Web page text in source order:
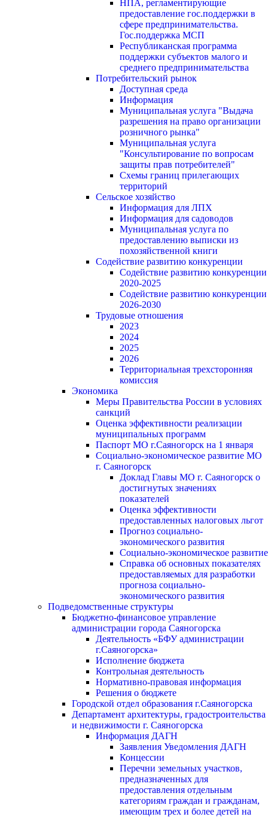
НПА, регламентирующие
предоставление гос.поддержки в
сфере предпринимательства.
Гос.поддержка МСП
Республиканская программа
поддержки субъектов малого и
среднего предпринимательства
Потребительский рынок
Доступная среда
Информация
Муниципальная услуга "Выдача
разрешения на право организации
розничного рынка"
Муниципальная услуга
"Консультирование по вопросам
защиты прав потребителей"
Схемы границ прилегающих
территорий
Сельское хозяйство
Информация для ЛПХ
Информация для садоводов
Муниципальная услуга по
предоставлению выписки из
похозяйственной книги
Содействие развитию конкуренции
Содействие развитию конкуренции
2020-2025
Содействие развитию конкуренции
2026-2030
Трудовые отношения
2023
2024
2025
2026
Территориальная трехсторонняя
комиссия
Экономика
Меры Правительства России в условиях
санкций
Оценка эффективности реализации
муниципальных программ
Паспорт МО г.Саяногорск на 1 января
Социально-экономическое развитие МО
г. Саяногорск
Доклад Главы МО г. Саяногорск о
достигнутых значениях
показателей
Оценка эффективности
предоставленных налоговых льгот
Прогноз социально-
экономического развития
Социально-экономическое развитие
Справка об основных показателях
предоставляемых для разработки
прогноза социально-
экономического развития
Подведомственные структуры
Бюджетно-финансовое управление
администрации города Саяногорска
Деятельность «БФУ администрации
г.Саяногорска»
Исполнение бюджета
Контрольная деятельность
Нормативно-правовая информация
Решения о бюджете
Городской отдел образования г.Саяногорска
Департамент архитектуры, градостроительства
и недвижимости г. Саяногорска
Информация ДАГН
Заявления Уведомления ДАГН
Концессии
Перечни земельных участков,
предназначенных для
предоставления отдельным
категориям граждан и гражданам,
имеющим трех и более детей на